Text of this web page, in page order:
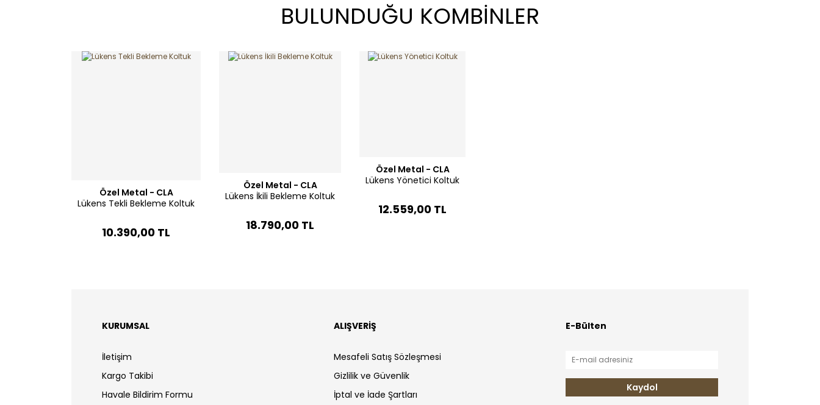
BULUNDUĞU KOMBİNLER
Özel Metal - CLA
Lükens Tekli Bekleme Koltuk
10.390,00 TL
Özel Metal - CLA
Lükens İkili Bekleme Koltuk
18.790,00 TL
Özel Metal - CLA
Lükens Yönetici Koltuk
12.559,00 TL
KURUMSAL
İletişim
Kargo Takibi
Havale Bildirim Formu
ALIŞVERİŞ
Mesafeli Satış Sözleşmesi
Gizlilik ve Güvenlik
İptal ve İade Şartları
E-Bülten
Kaydol